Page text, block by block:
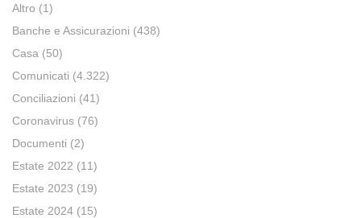
Altro (1)
Banche e Assicurazioni (438)
Casa (50)
Comunicati (4.322)
Conciliazioni (41)
Coronavirus (76)
Documenti (2)
Estate 2022 (11)
Estate 2023 (19)
Estate 2024 (15)